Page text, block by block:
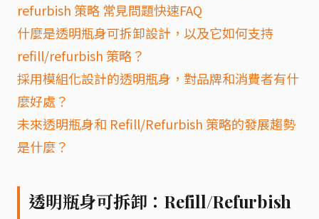
refurbish 策略 常見問題快速FAQ
什麼是透明瓶身可拆卸設計，以及它如何支持
refill/refurbish 策略？
採用模組化設計的透明瓶身，對品牌和消費者有什
麼好處？
未來透明瓶身和 Refill/Refurbish 策略的發展趨勢
是什麼？
透明瓶身可拆卸：Refill/Refurbish